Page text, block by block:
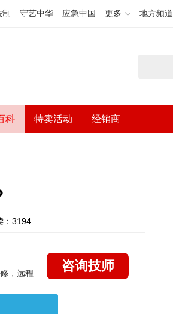
守艺中华 应急中国 更多 地方频道
科 特卖活动 经销商
：3194
咨询技师